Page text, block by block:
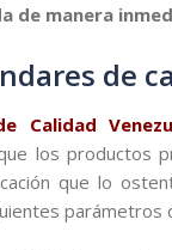
de manera
de
Calidad
los productos
que lo
parámetros